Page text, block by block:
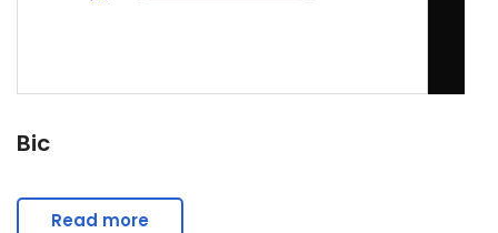
Bic
Read more